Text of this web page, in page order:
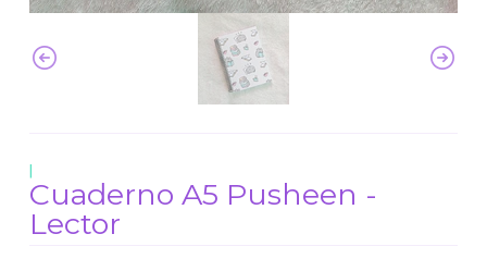
|
Cuaderno A5 Pusheen -
Lector